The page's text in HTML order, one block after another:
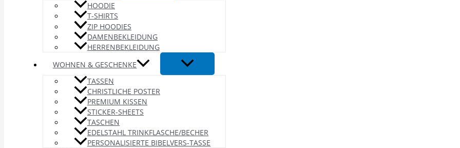
HOODIE
T-SHIRTS
ZIP HOODIES
DAMENBEKLEIDUNG
HERRENBEKLEIDUNG
WOHNEN & GESCHENKE
TASSEN
CHRISTLICHE POSTER
PREMIUM KISSEN
STICKER-SHEETS
TASCHEN
EDELSTAHL TRINKFLASCHE/BECHER
PERSONALISIERTE BIBELVERS-TASSE